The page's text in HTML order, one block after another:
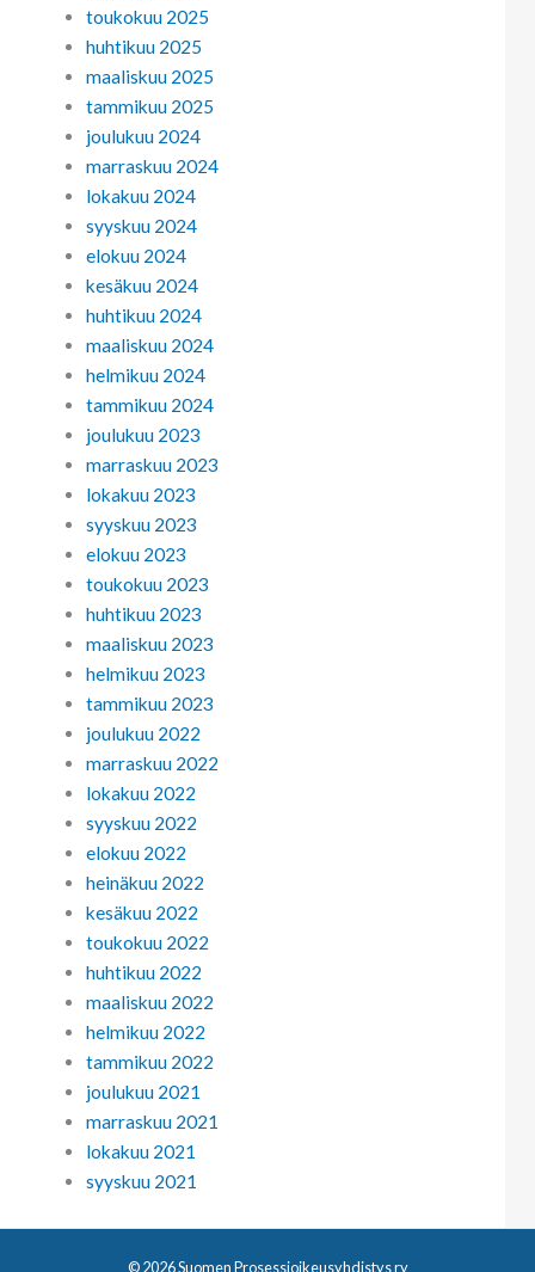
toukokuu 2025
huhtikuu 2025
maaliskuu 2025
tammikuu 2025
joulukuu 2024
marraskuu 2024
lokakuu 2024
syyskuu 2024
elokuu 2024
kesäkuu 2024
huhtikuu 2024
maaliskuu 2024
helmikuu 2024
tammikuu 2024
joulukuu 2023
marraskuu 2023
lokakuu 2023
syyskuu 2023
elokuu 2023
toukokuu 2023
huhtikuu 2023
maaliskuu 2023
helmikuu 2023
tammikuu 2023
joulukuu 2022
marraskuu 2022
lokakuu 2022
syyskuu 2022
elokuu 2022
heinäkuu 2022
kesäkuu 2022
toukokuu 2022
huhtikuu 2022
maaliskuu 2022
helmikuu 2022
tammikuu 2022
joulukuu 2021
marraskuu 2021
lokakuu 2021
syyskuu 2021
© 2026 Suomen Prosessioikeusyhdistys ry